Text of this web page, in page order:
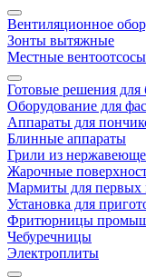
Вентиляционное
Зонты вытяжные
Местные вентоотсосы
Готовые решения для
Оборудование для
Аппараты для
Блинные аппараты
Грили из
Жарочные
Мармиты для первых
Установка для
Фритюрницы
Чебуречницы
Электроплиты